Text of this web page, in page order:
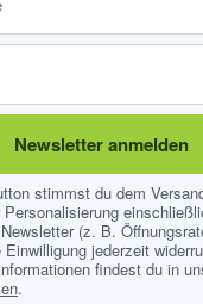
Newsletter anmelden
stimmst du dem
(z. B.
jederzeit
findest du in
.